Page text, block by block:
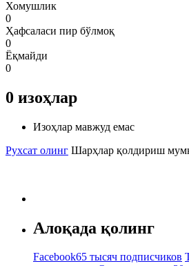
Хомушлик
0
Ҳафсаласи пир бўлмоқ
0
Ёқмайди
0
0 изоҳлар
Изоҳлар мавжуд емас
Рухсат олинг Шарҳлар қолдириш
Алоқада қолинг
Facebook65 тысяч подписчиков